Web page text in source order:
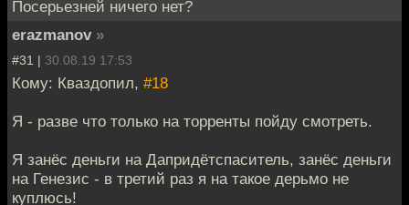
Посерьезней ничего нет?
erazmanov »
#31 | 30.08.19 17:53
Кому: Кваздопил, #18
Я - разве что только на торренты пойду смотреть.
Я занёс деньги на Дапридётспаситель, занёс деньги
на Генезис - в третий раз я на такое дерьмо не
куплюсь!